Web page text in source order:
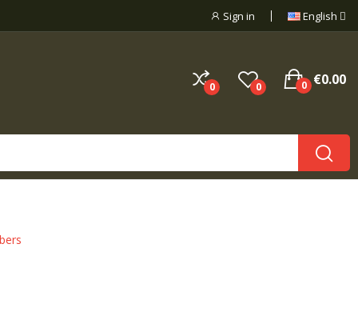
Sign in English
0 0 €0.00
0